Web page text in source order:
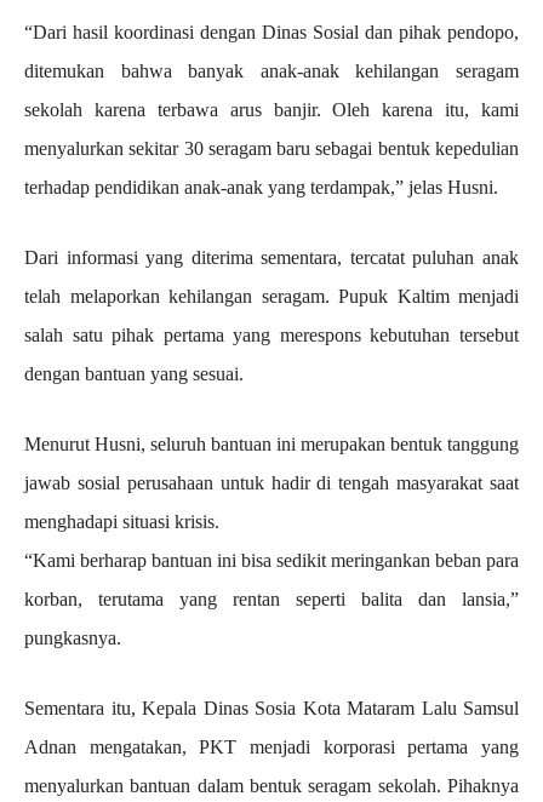
“Dari hasil koordinasi dengan Dinas Sosial dan pihak pendopo,
ditemukan bahwa banyak anak-anak kehilangan seragam
sekolah karena terbawa arus banjir. Oleh karena itu, kami
menyalurkan sekitar 30 seragam baru sebagai bentuk kepedulian
terhadap pendidikan anak-anak yang terdampak,” jelas Husni.
Dari informasi yang diterima sementara, tercatat puluhan anak
telah melaporkan kehilangan seragam. Pupuk Kaltim menjadi
salah satu pihak pertama yang merespons kebutuhan tersebut
dengan bantuan yang sesuai.
Menurut Husni, seluruh bantuan ini merupakan bentuk tanggung
jawab sosial perusahaan untuk hadir di tengah masyarakat saat
menghadapi situasi krisis.
“Kami berharap bantuan ini bisa sedikit meringankan beban para
korban, terutama yang rentan seperti balita dan lansia,”
pungkasnya.
Sementara itu, Kepala Dinas Sosia Kota Mataram Lalu Samsul
Adnan mengatakan, PKT menjadi korporasi pertama yang
menyalurkan bantuan dalam bentuk seragam sekolah. Pihaknya